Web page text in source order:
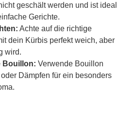
geschält werden und ist ideal
Gerichte.
Achte auf die richtige
dein Kürbis perfekt weich, aber
wird.
Bouillon: Verwende Bouillon
Dämpfen für ein besonders